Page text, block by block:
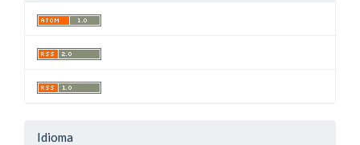
Idioma